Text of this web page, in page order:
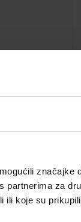
značajke
partnerima za
ili koje su